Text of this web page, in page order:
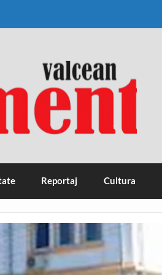
Reportaj Cultura